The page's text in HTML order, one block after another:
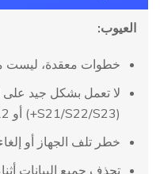
العيوب:
خطوات معقدة، ليست
لا تعمل بشكل جيد على
(S21/S22/S23+) أو Android 12+
خطر تلف الجهاز أو
تحذف جميع البيانات